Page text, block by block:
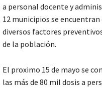
a personal docente y
12 municipios se encuentran
diversos factores
de la población.
El proximo 15 de mayo se
las más de 80 mil dosis a